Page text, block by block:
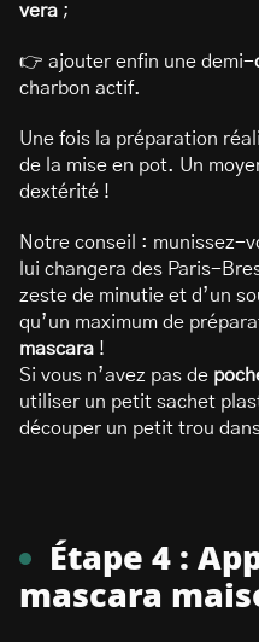
vera ;
👉 ajouter enfin une demi-
charbon actif.
Une fois la préparation
de la mise en pot. Un
dextérité !
Notre conseil : munissez-
lui changera des Paris-
zeste de minutie et d’un
qu’un maximum de
mascara !
Si vous n’avez pas de
utiliser un petit sachet
découper un petit trou
Étape 4 :
mascara